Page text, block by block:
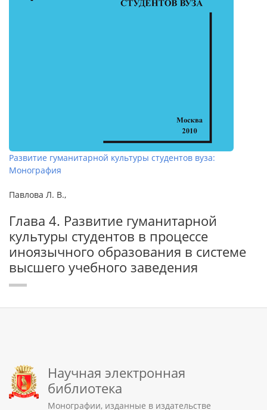
Развитие гуманитарной культуры студентов вуза:
Монография
Павлова Л. В.,
Глава 4. Развитие гуманитарной
культуры студентов в процессе
иноязычного образования в системе
высшего учебного заведения
Научная электронная
библиотека
Монографии, изданные в издательстве